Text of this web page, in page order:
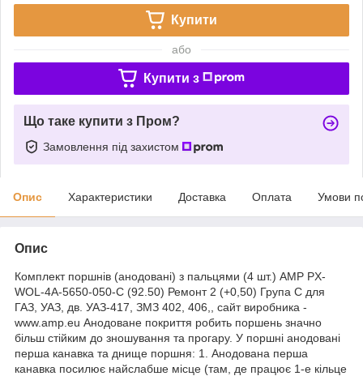
Купити
або
Купити з
Що таке купити з Пром?
Замовлення під захистом
Опис Характеристики Доставка Оплата Умови
Опис
Комплект поршнів (анодовані) з пальцями (4 шт.) AMP PX-
WOL-4A-5650-050-C (92.50) Ремонт 2 (+0,50) Група С для
ГАЗ, УАЗ, дв. УАЗ-417, ЗМЗ 402, 406,, сайт виробника -
www.amp.eu Анодоване покриття робить поршень значно
більш стійким до зношування та прогару. У поршні анодовані
перша канавка та днище поршня: 1. Анодована перша
канавка посилює найслабше місце (там, де працює 1-е кільце